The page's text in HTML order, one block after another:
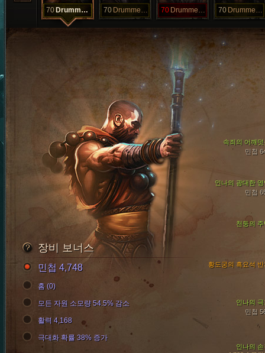
70 DrummerBoy 70 DrummerBoy 70 DrummerBoy 70 DrummerBoy
인나의 광대한 영
민첩
천둥의 주
속죄의 어깨덧
민첩
인나의 극
민첩
인나의 손
황도궁의 흑요석 반
장비 보너스
민첩 4,748
홈 (0)
모든 자원 소모량 54.5% 감소
활력 4,168
극대화 확률 38% 증가